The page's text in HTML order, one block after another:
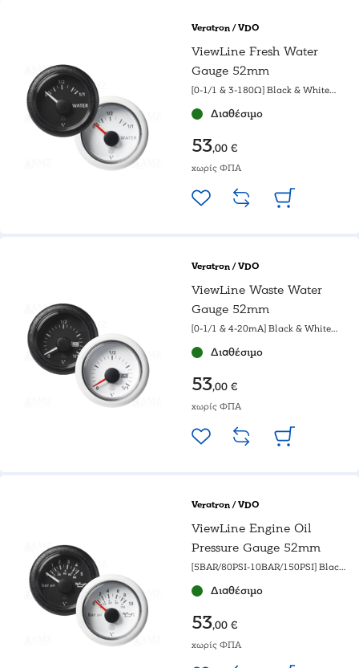
Veratron / VDO
ViewLine Fresh Water
Gauge 52mm
[0-1/1 & 3-180Ω] Black & White
Διαθέσιμο
53,00 €
χωρίς ΦΠΑ
Veratron / VDO
ViewLine Waste Water
Gauge 52mm
[0-1/1 & 4-20mA] Black & White
Διαθέσιμο
53,00 €
χωρίς ΦΠΑ
Veratron / VDO
ViewLine Engine Oil
Pressure Gauge 52mm
[5BAR/80PSI-10BAR/150PSI] Black
Διαθέσιμο
53,00 €
χωρίς ΦΠΑ